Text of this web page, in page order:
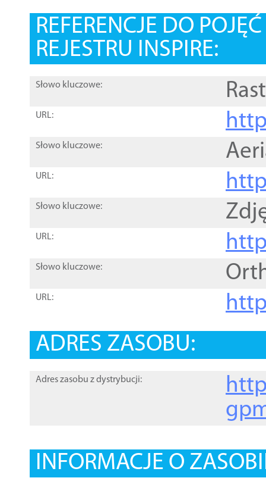
REFERENCJE DO
REJESTRU INSPIRE:
Słowo kluczowe:
URL:
Słowo kluczowe:
URL:
Słowo kluczowe:
URL:
Słowo kluczowe:
URL:
ADRES ZASOBU:
Adres zasobu z dystrybucji:
INFORMACJE O